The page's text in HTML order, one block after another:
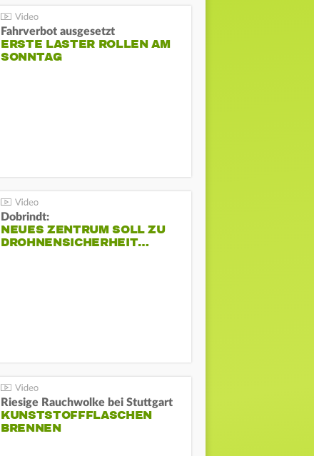
Fahrverbot ausgesetzt
ERSTE LASTER ROLLEN AM
SONNTAG
Dobrindt:
NEUES ZENTRUM SOLL ZU
DROHNENSICHERHEIT…
Riesige Rauchwolke bei Stuttgart
KUNSTSTOFFFLASCHEN
BRENNEN